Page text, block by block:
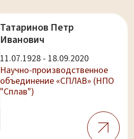
Татаринов Петр
Иванович
11.07.1928 - 18.09.2020
Научно-производственное
объединение «СПЛАВ» (НПО
"Сплав")